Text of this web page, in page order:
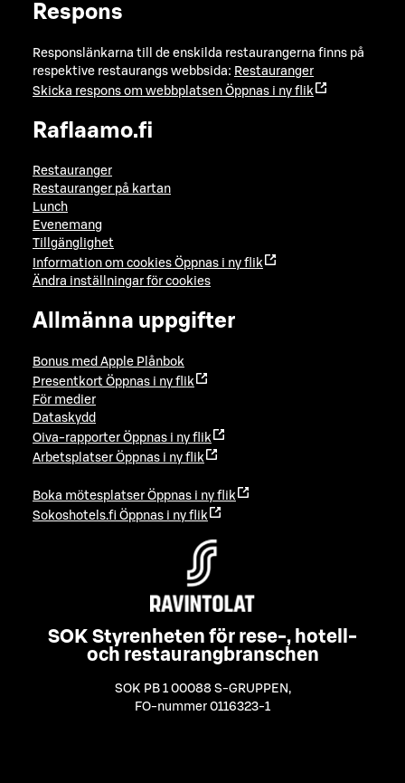
Respons
Responslänkarna till de enskilda restaurangerna finns på
respektive restaurangs webbsida: Restauranger
Skicka respons om webbplatsen Öppnas i ny flik
Raflaamo.fi
Restauranger
Restauranger på kartan
Lunch
Evenemang
Tillgänglighet
Information om cookies Öppnas i ny flik
Ändra inställningar för cookies
Allmänna uppgifter
Bonus med Apple Plånbok
Presentkort Öppnas i ny flik
För medier
Dataskydd
Oiva-rapporter Öppnas i ny flik
Arbetsplatser Öppnas i ny flik
Boka mötesplatser Öppnas i ny flik
Sokoshotels.fi Öppnas i ny flik
SOK Styrenheten för rese-, hotell-
och restaurangbranschen
SOK PB 1 00088 S-GRUPPEN ,
FO-nummer 0116323-1